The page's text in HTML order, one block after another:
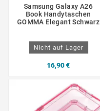
Samsung Galaxy A26
Book Handytaschen
GOMMA Elegant Schwarz
Nicht auf Lager
16,90 €